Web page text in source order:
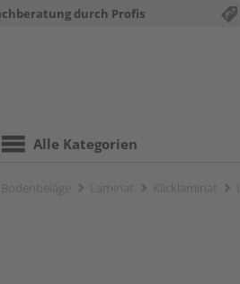
durch Profis
Alle Kategorien